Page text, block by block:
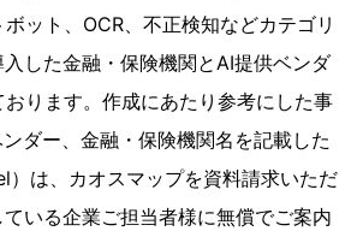
ット、OCR、不正検知などカテゴリ
した金融・保険機関とAI提供ベンダ
ります。作成にあたり参考にした事
ダー、金融・保険機関名を記載した
）は、カオスマップを資料請求いただ
いる企業ご担当者様に無償でご案内